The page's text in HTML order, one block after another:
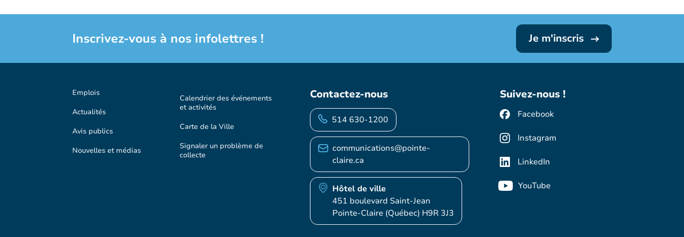
Inscrivez-vous à nos infolettres ! Je m'inscris
Emplois
Actualités
Avis publics
Nouvelles et médias
Calendrier des événements
et activités
Carte de la Ville
Signaler un problème de
collecte
Contactez-nous
514 630-1200
communications@pointe-
claire.ca
Hôtel de ville
451 boulevard Saint-Jean
Pointe-Claire (Québec) H9R 3J3
Suivez-nous !
Facebook
Instagram
LinkedIn
YouTube